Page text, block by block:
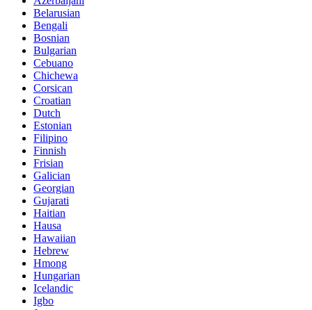
Belarusian
Bengali
Bosnian
Bulgarian
Cebuano
Chichewa
Corsican
Croatian
Dutch
Estonian
Filipino
Finnish
Frisian
Galician
Georgian
Gujarati
Haitian
Hausa
Hawaiian
Hebrew
Hmong
Hungarian
Icelandic
Igbo